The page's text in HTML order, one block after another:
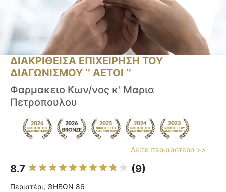
ΔΙΑΚΡΙΘΕΙΣΑ ΕΠΙΧΕΙΡΗΣΗ ΤΟΥ
ΔΙΑΓΩΝΙΣΜΟΥ ‘’ ΑΕΤΟΙ ‘’
Φαρμακειο Κων/νος κ' Μαρια
Πετροπουλου
Δείτε περισσότερα >>
8.7 (9)
Περιστέρι, ΘΗΒΩΝ 86